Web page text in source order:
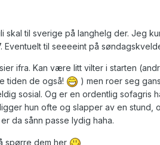
skal til sverige på langhelg der. Jeg
til seeeeint på
ifra. Kan være litt vilter i starten
tiden de også!
) men roer seg
sosial. Og er en ordentlig sofagris
hun ofte og slapper av en stund,
da sånn passe lydig haha.
spørre dem her